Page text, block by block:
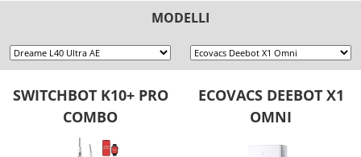
MODELLI
SWITCHBOT K10+ PRO
COMBO
ECOVACS DEEBOT X1
OMNI